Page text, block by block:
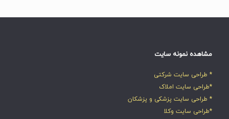
مشاهده نمونه سایت
* طراحی سایت شرکتی
*طراحی سایت املاک
* طراحی سایت پزشکی و پزشکان
*طراحی سایت وکلا